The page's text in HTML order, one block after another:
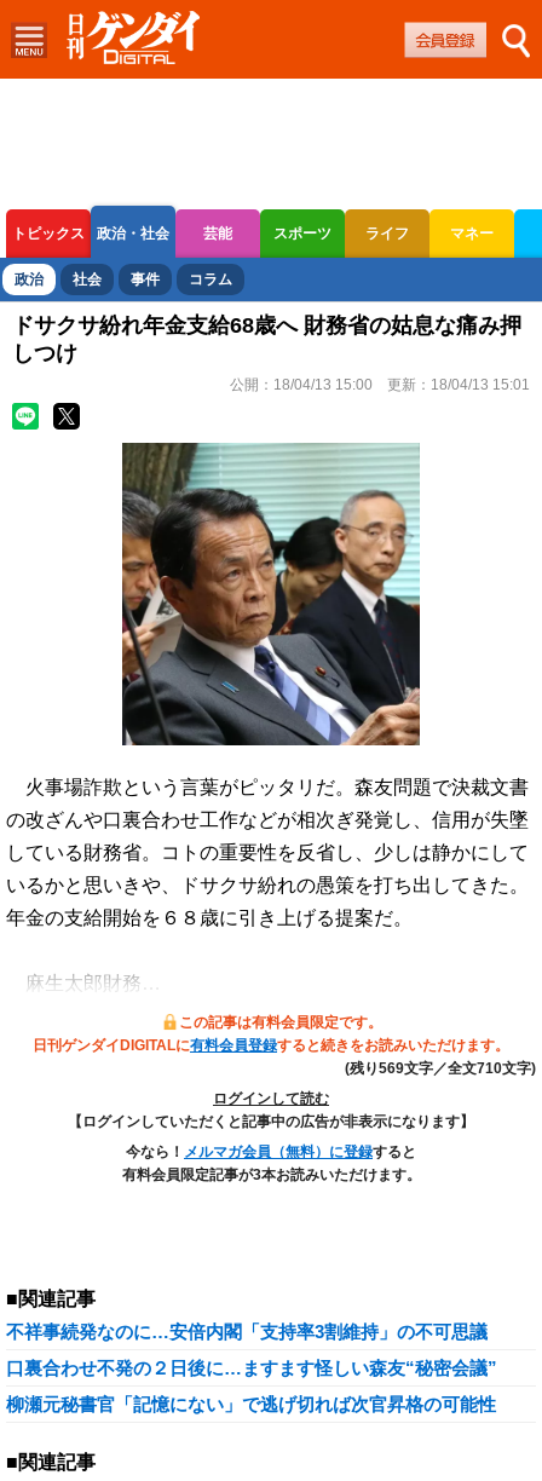
トピックス 政治・社会 芸能 スポーツ ライフ マネー
ボートレース 競輪 オートレース
政治 社会 事件 コラム
ドサクサ紛れ年金支給68歳へ 財務省の姑息な痛み押
しつけ
公開： 18/04/13 15:00 更新： 18/04/13 15:01
火事場詐欺という言葉がピッタリだ。森友問題で決裁文書
の改ざんや口裏合わせ工作などが相次ぎ発覚し、信用が失墜
している財務省。コトの重要性を反省し、少しは静かにして
いるかと思いきや、ドサクサ紛れの愚策を打ち出してきた。
年金の支給開始を６８歳に引き上げる提案だ。
麻生太郎財務…
この記事は有料会員限定です。
日刊ゲンダイDIGITALに有料会員登録すると続きをお読みいただけます。
(残り569文字／全文710文字)
ログインして読む
【ログインしていただくと記事中の広告が非表示になります】
今なら！ メルマガ会員（無料）に登録すると
有料会員限定記事が3本お読みいただけます。
■関連記事
不祥事続発なのに…安倍内閣「支持率3割維持」の不可思議
口裏合わせ不発の２日後に…ますます怪しい森友“秘密会議”
柳瀬元秘書官「記憶にない」で逃げ切れば次官昇格の可能性
■関連記事